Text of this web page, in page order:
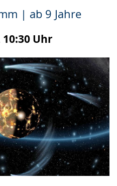
| ab 9 Jahre
Uhr